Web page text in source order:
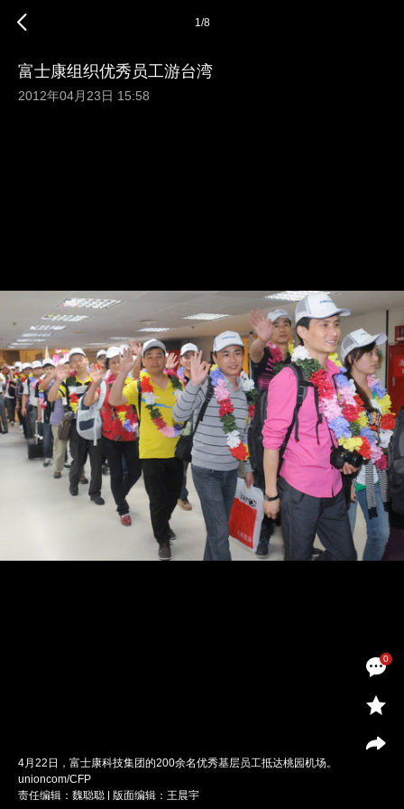
0
1/8
富士康组织优秀员工游台湾
2012年04月23日 15:58
4月22日，富士康科技集团的200余名优秀基层员工抵达桃园机场。
unioncom/CFP
责任编辑：魏聪聪 | 版面编辑：王晨宇